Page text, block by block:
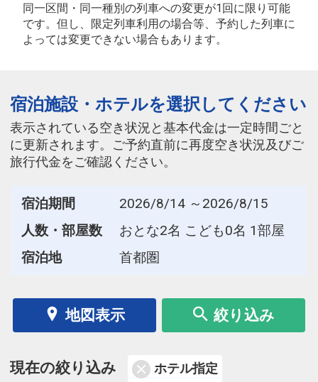
同一区間・同一種別の列車への変更が1回に限り可能
です。但し、限定列車利用の場合等、予約した列車に
よっては変更できない場合もあります。
宿泊施設・ホテルを選択してください
表示されている空き状況と基本代金は一定時間ごと
に更新されます。ご予約直前に再度空き状況及びご
旅行代金をご確認ください。
宿泊期間
2026/8/14 ～2026/8/15
人数・部屋数
おとな2名 こども0名 1部屋
宿泊地
首都圏
地図表示 絞り込み
現在の絞り込み ホテル指定